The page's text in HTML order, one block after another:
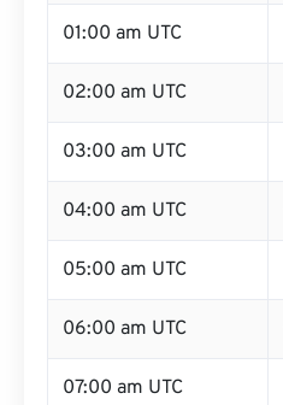
01:00 am UTC
02:00 am UTC
03:00 am UTC
04:00 am UTC
05:00 am UTC
06:00 am UTC
07:00 am UTC